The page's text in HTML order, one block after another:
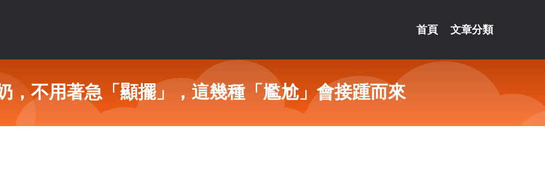
首頁 文章分類
，不用著急「顯擺」，這幾種「尷尬」會接踵而來